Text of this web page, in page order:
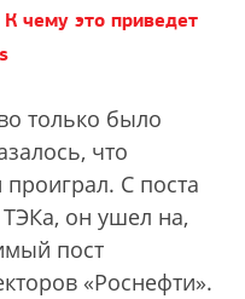
К чему это приведет
только было
что
С поста
он ушел на,
пост
«Роснефти».